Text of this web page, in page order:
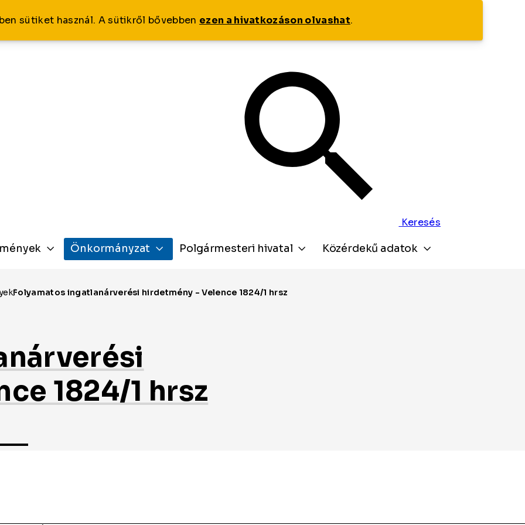
sütiket használ. A sütikről bővebben ezen a hivatkozáson olvashat.
Keresés
Önkormányzat Polgármesteri hivatal Közérdekű adatok
1824/1 hrsz